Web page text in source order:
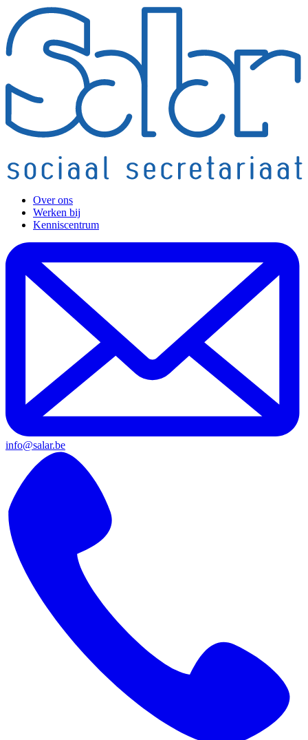
Over ons
Werken bij
Kenniscentrum
info@salar.be